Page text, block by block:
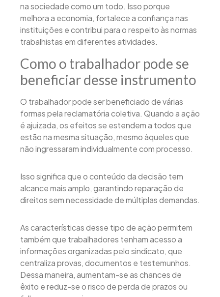
na sociedade como um todo. Isso porque
melhora a economia, fortalece a confiança nas
instituições e contribui para o respeito às normas
trabalhistas em diferentes atividades.
Como o trabalhador pode se
beneficiar desse instrumento
O trabalhador pode ser beneficiado de várias
formas pela reclamatória coletiva. Quando a ação
é ajuizada, os efeitos se estendem a todos que
estão na mesma situação, mesmo àqueles que
não ingressaram individualmente com processo.
Isso significa que o conteúdo da decisão tem
alcance mais amplo, garantindo reparação de
direitos sem necessidade de múltiplas demandas.
As características desse tipo de ação permitem
também que trabalhadores tenham acesso a
informações organizadas pelo sindicato, que
centraliza provas, documentos e testemunhos.
Dessa maneira, aumentam-se as chances de
êxito e reduz-se o risco de perda de prazos ou